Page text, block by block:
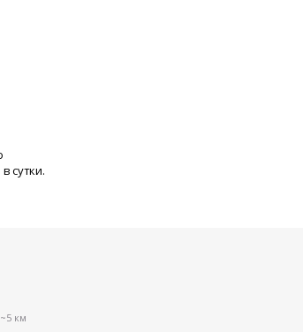
сутки.
~5 км